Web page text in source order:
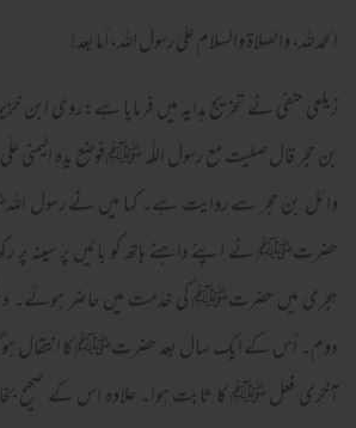
الحمد لله، والصلاة والسلام علىٰ رسول الله، أما بعد!
زیلعی حنفی نے تخریج ہدایہ میں فرمایا ہے: روی ابن
بن حجر قال صلیت مع رسول اللّٰہ ﷺ فوضع یدہ الیمنی
وائل بن حجر سے روایت ہے۔ کہا میں نے رسول
حضرتﷺ نے اپنے داہنے ہاتھ کو بائیں پر سینہ پر
ہجری میں حضرتﷺ کی خدمت میں حاضر ہوئے۔
دوم۔ اُس کے ایک سال بعد حضرتﷺ کا انتقال ہوگیا۔
آخری فعل ﷺ کا ثابت ہوا۔ علاوہ اس کے صحیح